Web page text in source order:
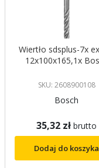
Wiertło sdsplus-7x
12x100x165,1x
SKU: 2608900108
Bosch
35,32 zł brutto
Dodaj do koszyka